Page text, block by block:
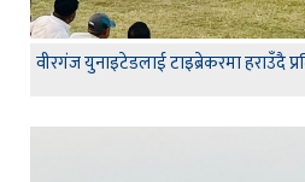
वीरगंज युनाइटेडलाई टाइब्रेकरमा हराउँदै